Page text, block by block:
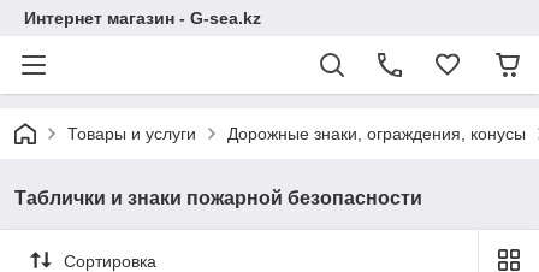
Интернет магазин - G-sea.kz
Товары и услуги Дорожные знаки, ограждения, конусы
Таблички и знаки пожарной безопасности
Сортировка